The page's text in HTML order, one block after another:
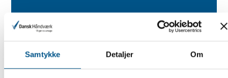
Samtykke Detaljer Om